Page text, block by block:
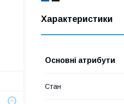
Характеристики
Основні атрибути
Стан